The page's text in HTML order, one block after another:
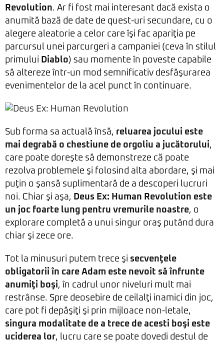
Revolution. Ar fi fost mai interesant dacă exista o
anumită bază de date de quest-uri secundare, cu o
alegere aleatorie a celor care îşi fac apariţia pe
parcursul unei parcurgeri a campaniei (ceva în stilul
primului Diablo) sau momente în poveste capabile
să altereze într-un mod semnificativ desfăşurarea
evenimentelor de la acel punct în continuare.
Sub forma sa actuală însă, reluarea jocului este
mai degrabă o chestiune de orgoliu a jucătorului,
care poate doreşte să demonstreze că poate
rezolva problemele şi folosind alta abordare, şi mai
puţin o şansă suplimentară de a descoperi lucruri
noi. Chiar şi aşa, Deus Ex: Human Revolution este
un joc foarte lung pentru vremurile noastre, o
explorare completă a unui singur oraş putând dura
chiar şi zece ore.
Tot la minusuri putem trece şi secvenţele
obligatorii în care Adam este nevoit să înfrunte
anumiţi boşi, în cadrul unor niveluri mult mai
restrânse. Spre deosebire de ceilalţi inamici din joc,
care pot fi depăşiţi şi prin mijloace non-letale,
singura modalitate de a trece de acesti boşi este
uciderea lor, lucru care se poate dovedi destul de